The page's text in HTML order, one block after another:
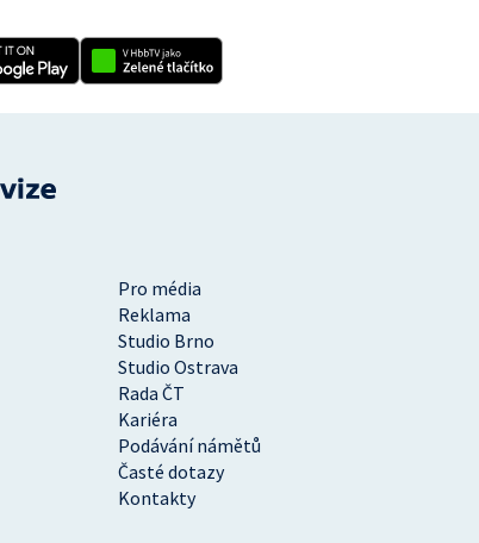
Pro média
Reklama
Studio Brno
Studio Ostrava
Rada ČT
Kariéra
Podávání námětů
Časté dotazy
Kontakty